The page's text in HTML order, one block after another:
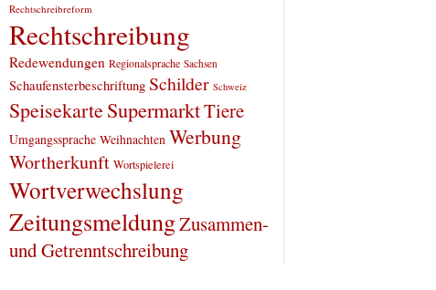
Rechtschreibreform
Rechtschreibung
Redewendungen Regionalsprache Sachsen
Schaufensterbeschriftung Schilder Schweiz
SpeisekarteSupermarktTiere
Umgangssprache Weihnachten Werbung
Wortherkunft Wortspielerei
Wortverwechslung
ZeitungsmeldungZusammen-
und Getrenntschreibung